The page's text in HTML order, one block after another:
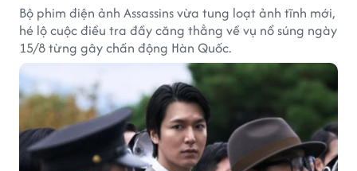
Bộ phim điện ảnh Assassins vừa tung loạt ảnh tĩnh mới,
hé lộ cuộc điều tra đầy căng thẳng về vụ nổ súng ngày
15/8 từng gây chấn động Hàn Quốc.